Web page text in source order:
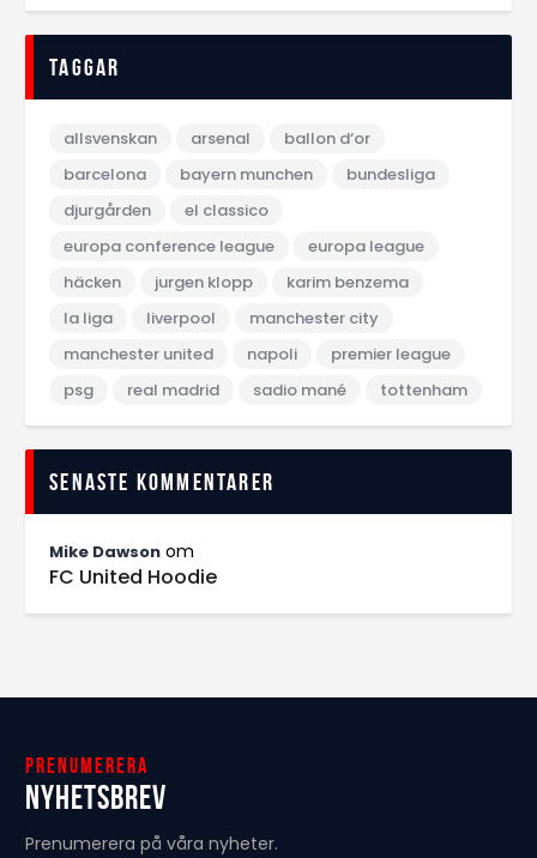
Taggar
allsvenskan arsenal
ballon d‘or
barcelona
bayern munchen
bundesliga
djurgården
el classico
europa conference league
europa league
häcken
jurgen klopp
karim benzema
la liga
liverpool
manchester city
manchester united
napoli
premier league
psg
real madrid sadio mané tottenham
Senaste kommentarer
Mike Dawson om
FC United Hoodie
Prenumerera
Nyhetsbrev
Prenumerera på våra nyheter.